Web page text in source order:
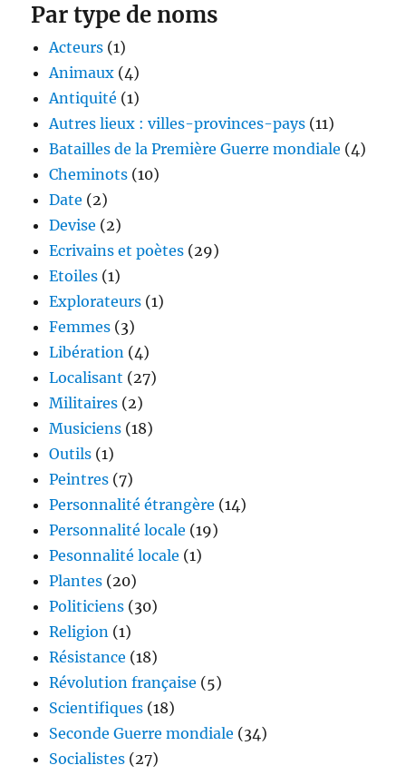
Par type de noms
Acteurs (1)
Animaux (4)
Antiquité (1)
Autres lieux : villes-provinces-pays (11)
Batailles de la Première Guerre mondiale (4)
Cheminots (10)
Date (2)
Devise (2)
Ecrivains et poètes (29)
Etoiles (1)
Explorateurs (1)
Femmes (3)
Libération (4)
Localisant (27)
Militaires (2)
Musiciens (18)
Outils (1)
Peintres (7)
Personnalité étrangère (14)
Personnalité locale (19)
Pesonnalité locale (1)
Plantes (20)
Politiciens (30)
Religion (1)
Résistance (18)
Révolution française (5)
Scientifiques (18)
Seconde Guerre mondiale (34)
Socialistes (27)